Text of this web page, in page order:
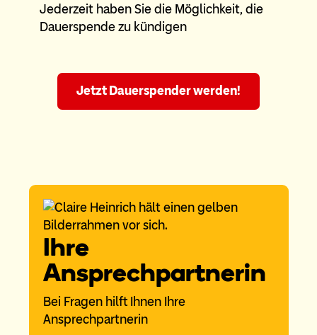
Jederzeit haben Sie die Möglichkeit, die
Dauerspende zu kündigen
Jetzt Dauerspender werden!
Ihre
Ansprechpartnerin
Bei Fragen hilft Ihnen Ihre
Ansprechpartnerin